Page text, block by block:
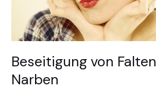
Beseitigung von
Narben